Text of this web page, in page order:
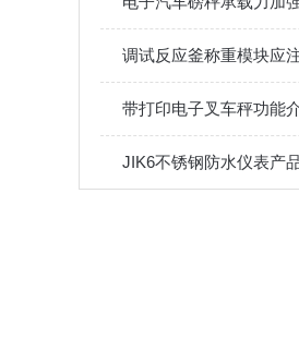
调试反应釜称重模块应
带打印电子叉车秤功能